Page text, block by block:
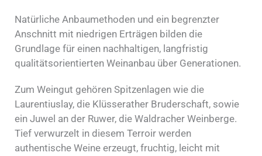
Natürliche Anbaumethoden und ein begrenzter
Anschnitt mit niedrigen Erträgen bilden die
Grundlage für einen nachhaltigen, langfristig
qualitätsorientierten Weinanbau über Generationen.
Zum Weingut gehören Spitzenlagen wie die
Laurentiuslay, die Klüsserather Bruderschaft, sowie
ein Juwel an der Ruwer, die Waldracher Weinberge.
Tief verwurzelt in diesem Terroir werden
authentische Weine erzeugt, fruchtig, leicht mit